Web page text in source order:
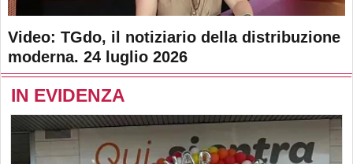
Video: TGdo, il notiziario della distribuzione
moderna. 24 luglio 2026
IN EVIDENZA